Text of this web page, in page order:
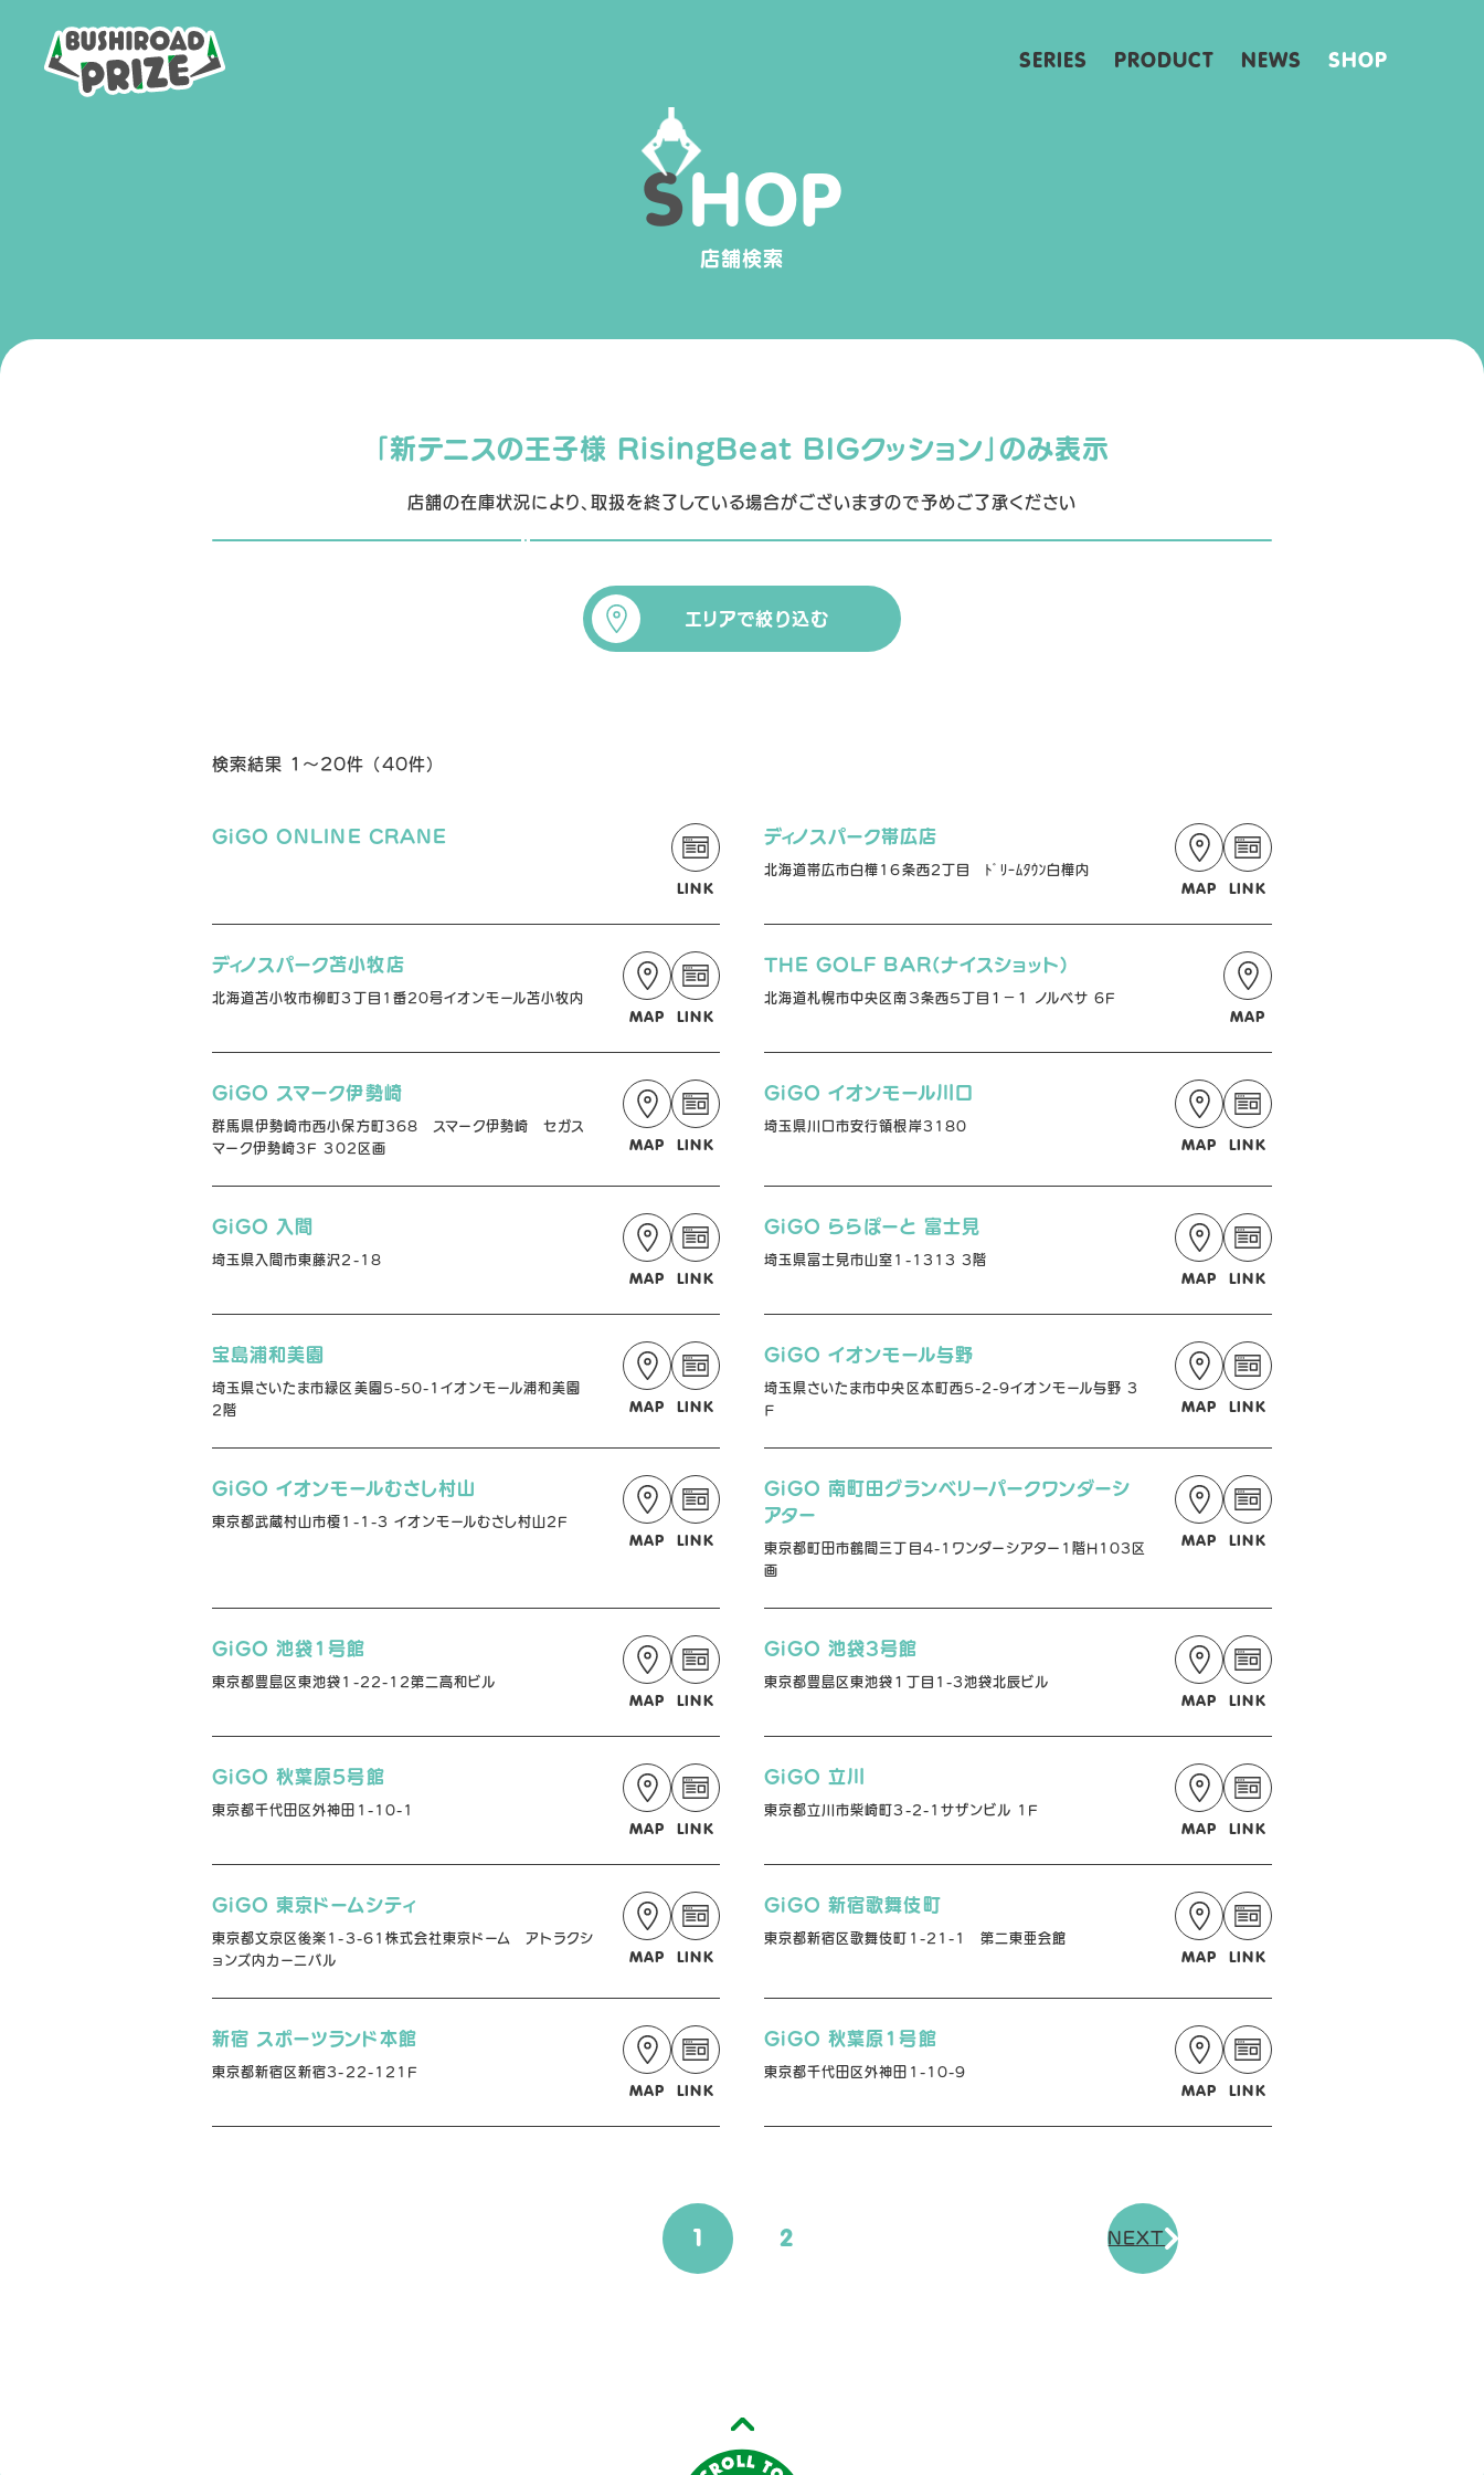
B
U
R
SERIES PRODUCT NEWS SHOP
SHOP
店舗検索
「新テニスの王子様 RisingBeat BIGクッション」のみ表示
店舗の在庫状況により、取扱を終了している場合がございますので予めご了承ください
エリアで絞り込む
検索結果 1～20件 （40件）
GiGO ONLINE CRANE
LINK
ディノスパーク帯広店
北海道帯広市白樺16条西2丁目 ﾄﾞﾘｰﾑﾀｳﾝ白樺内
MAP LINK
ディノスパーク苫小牧店
北海道苫小牧市柳町3丁目1番20号イオンモール苫小牧内
MAP LINK
THE GOLF BAR(ナイスショット)
北海道札幌市中央区南３条西５丁目１−１ ノルベサ 6F
MAP
GiGO スマーク伊勢崎
群馬県伊勢崎市西小保方町368 スマーク伊勢崎 セガス
マーク伊勢崎3F 302区画
MAP LINK
GiGO イオンモール川口
埼玉県川口市安行領根岸3180
MAP LINK
GiGO 入間
埼玉県入間市東藤沢2-18
MAP LINK
GiGO ららぽーと 富士見
埼玉県富士見市山室1-1313 3階
MAP LINK
宝島浦和美園
埼玉県さいたま市緑区美園5-50-1イオンモール浦和美園
2階
MAP LINK
GiGO イオンモール与野
埼玉県さいたま市中央区本町西5-2-9イオンモール与野 3
Ｆ
MAP LINK
GiGO イオンモールむさし村山
東京都武蔵村山市榎1-1-3 イオンモールむさし村山2F
MAP LINK
GiGO 南町田グランベリーパークワンダーシ
アター
東京都町田市鶴間三丁目4-1ワンダーシアター1階H103区
画
MAP LINK
GiGO 池袋1号館
東京都豊島区東池袋1-22-12第二高和ビル
MAP LINK
GiGO 池袋3号館
東京都豊島区東池袋１丁目1-3池袋北辰ビル
MAP LINK
GiGO 秋葉原5号館
東京都千代田区外神田1-10-1
MAP LINK
GiGO 立川
東京都立川市柴崎町3-2-1サザンビル 1F
MAP LINK
GiGO 東京ドームシティ
東京都文京区後楽1-3-61株式会社東京ドーム アトラクシ
ョンズ内カーニバル
MAP LINK
GiGO 新宿歌舞伎町
東京都新宿区歌舞伎町1-21-1 第二東亜会館
MAP LINK
新宿 スポーツランド本館
東京都新宿区新宿3-22-121F
MAP LINK
GiGO 秋葉原1号館
東京都千代田区外神田1-10-9
MAP LINK
1 2 NEXT